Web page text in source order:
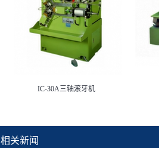
IC-30A三轴滚牙机
相关新闻